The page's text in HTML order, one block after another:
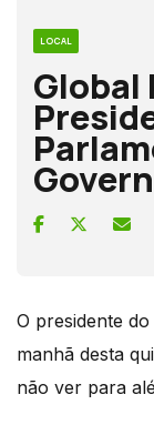
LOCAL
Global
O presidente
manhã desta
não ver para